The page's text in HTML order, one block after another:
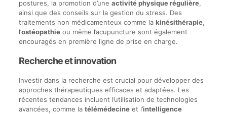
postures, la promotion d’une activité physique régulière,
ainsi que des conseils sur la gestion du stress. Des
traitements non médicamenteux comme la kinésithérapie,
l’ostéopathieou même l’acupuncture sont également
encouragés en première ligne de prise en charge.
Recherche et innovation
Investir dans la recherche est crucial pour développer des
approches thérapeutiques efficaces et adaptées. Les
récentes tendances incluent l’utilisation de technologies
avancées, comme la télémédecineet l’intelligence